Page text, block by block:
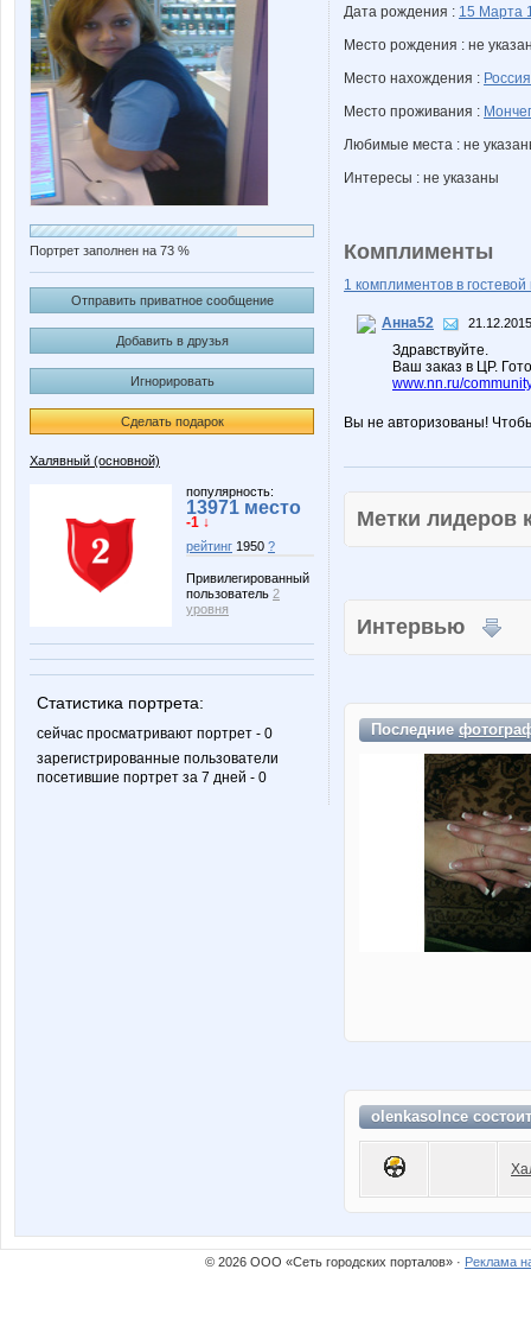
Портрет заполнен на 73 %
Отправить приватное сообщение
Добавить в друзья
Игнорировать
Сделать подарок
Халявный (основной)
популярность:
13971 место
-1 ↓
рейтинг 1950 ?
Привилегированный
пользователь 2
уровня
Статистика портрета:
сейчас просматривают портрет - 0
зарегистрированные пользователи
посетившие портрет за 7 дней - 0
Дата рождения : 15 Марта
Место рождения : не
Место нахождения : Россия
Место проживания :
Любимые места : не
Интересы : не указаны
Комплименты
1 комплиментов в гостевой
Анна52
Здравствуйте.
Ваш заказ в ЦР.
www.nn.ru/
Вы не авторизованы!
Метки
Интервью
Последние
olenkasolnce
© 2026 ООО «Сеть городских порталов» · Реклама